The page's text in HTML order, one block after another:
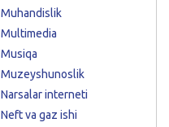
Muhandislik
Multimedia
Musiqa
Muzeyshunoslik
Narsalar interneti
Neft va gaz ishi